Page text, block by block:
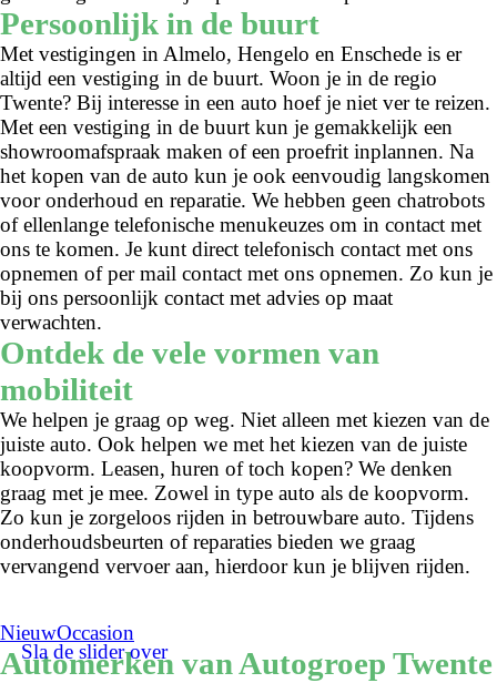
Persoonlijk in de buurt
Met vestigingen in Almelo, Hengelo en Enschede is er
altijd een vestiging in de buurt. Woon je in de regio
Twente? Bij interesse in een auto hoef je niet ver te reizen.
Met een vestiging in de buurt kun je gemakkelijk een
showroomafspraak maken of een proefrit inplannen. Na
het kopen van de auto kun je ook eenvoudig langskomen
voor onderhoud en reparatie. We hebben geen chatrobots
of ellenlange telefonische menukeuzes om in contact met
ons te komen. Je kunt direct telefonisch contact met ons
opnemen of per mail contact met ons opnemen. Zo kun je
bij ons persoonlijk contact met advies op maat
verwachten.
Ontdek de vele vormen van
mobiliteit
We helpen je graag op weg. Niet alleen met kiezen van de
juiste auto. Ook helpen we met het kiezen van de juiste
koopvorm. Leasen, huren of toch kopen? We denken
graag met je mee. Zowel in type auto als de koopvorm.
Zo kun je zorgeloos rijden in betrouwbare auto. Tijdens
onderhoudsbeurten of reparaties bieden we graag
vervangend vervoer aan, hierdoor kun je blijven rijden.
NieuwOccasion
Automerken van Autogroep Twente
Sla de slider over